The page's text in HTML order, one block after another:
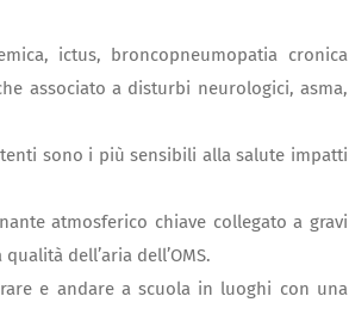
ictus, broncopneumopatia cronica
associato a disturbi neurologici, asma,
sono i più sensibili alla salute impatti
atmosferico chiave collegato a gravi
dell’aria dell’OMS.
e andare a scuola in luoghi con una